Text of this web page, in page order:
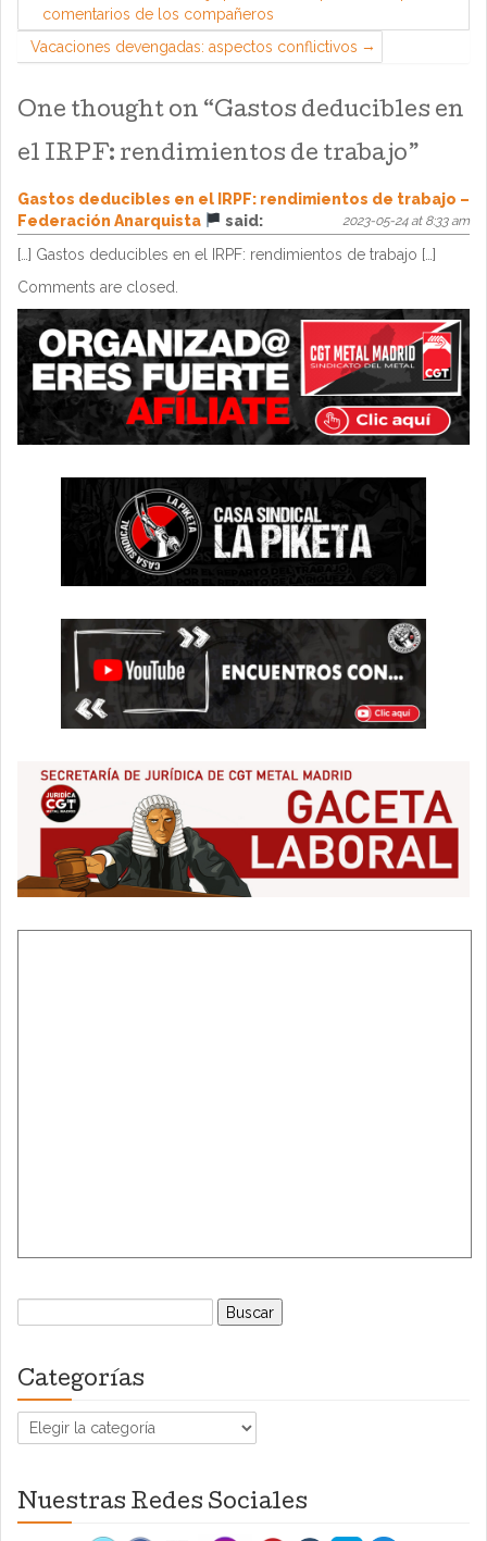
comentarios de los compañeros
Vacaciones devengadas: aspectos conflictivos
One thought on “Gastos deducibles en
el IRPF: rendimientos de trabajo”
Gastos deducibles en el IRPF: rendimientos de trabajo –
Federación Anarquista
said: 2023-05-24 at 8:33 am
[…] Gastos deducibles en el IRPF: rendimientos de trabajo […]
Comments are closed.
Buscar:
Categorías
Categorías
Nuestras Redes Sociales